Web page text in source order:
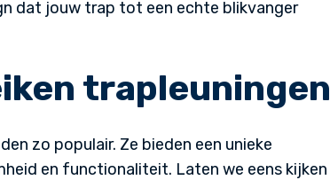
dat jouw trap tot een echte blikvanger
trapleuningen
zo populair. Ze bieden een unieke
en functionaliteit. Laten we eens kijken